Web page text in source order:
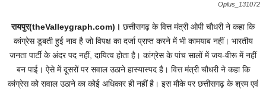
Oplus_131072
रायपुर(theValleygraph.com)। छत्तीसगढ़ के वित्त मंत्री ओपी चौधरी ने कहा कि
कांग्रेस डूबती हुई नाव है जो विपक्ष का दर्जा प्राप्त करने में भी कामयाब नहीं। भारतीय
जनता पार्टी के अंदर पद नहीं, दायित्व होता है। कांग्रेस के पांच सालों में जय-वीरू में नहीं
बन पाई। ऐसे में दूसरों पर सवाल उठाने हास्यास्पद है। वित्त मंत्री चौधरी ने कहा कि
कांग्रेस को सवाल उठाने का कोई अधिकार ही नहीं है। इस मौके पर छत्तीसगढ़ के श्रम एवं